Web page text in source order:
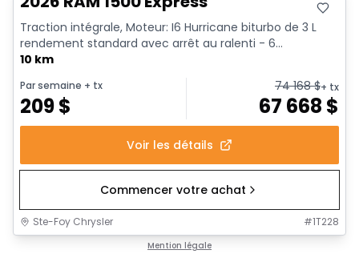
Traction intégrale, Moteur: I6 Hurricane biturbo de 3 L
rendement standard avec arrêt au ralenti - 6...
10 km
Par semaine + tx
209$
74 168$+ tx
67 668 $
Voir les détails
Commencer votre achat
Ste-Foy Chrysler #1T228
Mention légale